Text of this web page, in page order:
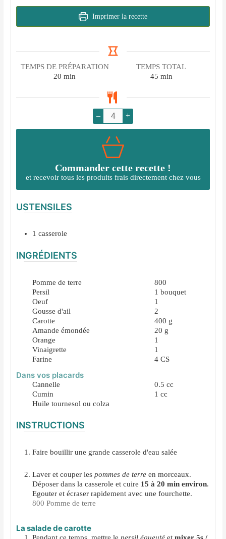
Imprimer la recette
TEMPS DE PRÉPARATION
20 minutes
min
TEMPS TOTAL
45minutes
min
– +
Commander cette recette !
et recevoir tous les produits frais directement chez vous
USTENSILES
1 casserole
INGRÉDIENTS
Pomme de terre
800
Persil
1 bouquet
Oeuf
1
Gousse d'ail
2
Carotte
400 g
Amande émondée
20 g
Orange
1
Vinaigrette
1
Farine
4 CS
Dans vos placards
Cannelle 0.5 cc
Cumin
1 cc
Huile tournesol ou colza
INSTRUCTIONS
Faire bouillir une grande casserole d'eau salée
Laver et couper lespommes de terre en morceaux.
Déposer dans la casserole et cuire 15 à 20 min environ.
Egouter et écraser rapidement avec une fourchette.
800 Pomme de terre
La salade de carotte